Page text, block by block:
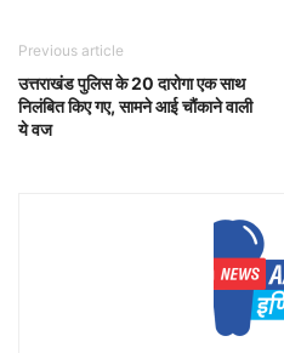
Previous article
उत्तराखंड पुलिस के 20 दारोगा एक साथ
निलंबित किए गए, सामने आई चौंकाने वाली
ये वज